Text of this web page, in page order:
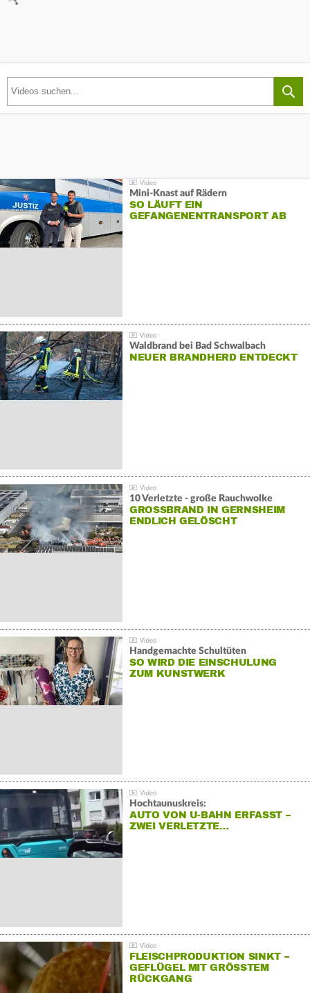
Mini-Knast auf Rädern
SO LÄUFT EIN
GEFANGENENTRANSPORT AB
Waldbrand bei Bad Schwalbach
NEUER BRANDHERD ENTDECKT
10 Verletzte - große Rauchwolke
GROSSBRAND IN GERNSHEIM E
NDLICH GELÖSCHT
Handgemachte Schultüten
SO WIRD DIE EINSCHULUNG
ZUM KUNSTWERK
Hochtaunuskreis:
AUTO VON U-BAHN ERFASST –
ZWEI VERLETZTE…
FLEISCHPRODUKTION SINKT –
GEFLÜGEL MIT GRÖSSTEM R
ÜCKGANG